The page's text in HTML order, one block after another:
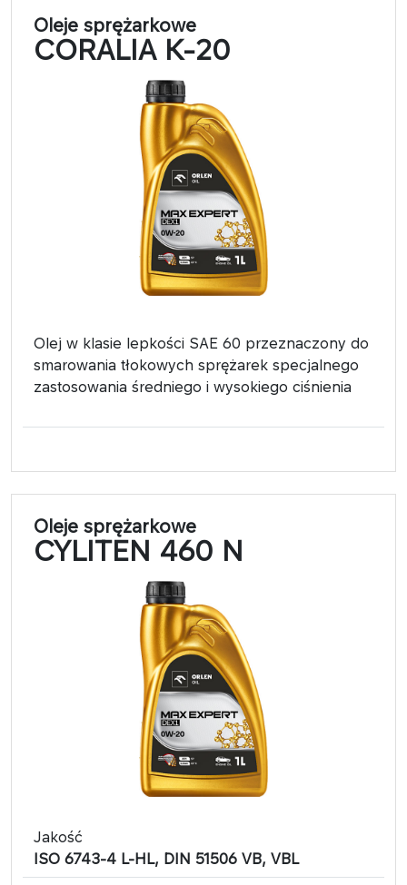
Oleje sprężarkowe
CORALIA K-20
Olej w klasie lepkości SAE 60 przeznaczony do
smarowania tłokowych sprężarek specjalnego
zastosowania średniego i wysokiego ciśnienia
Oleje sprężarkowe
CYLITEN 460 N
Jakość
ISO 6743-4 L-HL, DIN 51506 VB, VBL